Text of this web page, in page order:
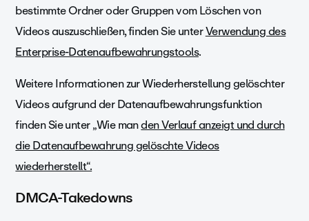
bestimmte Ordner oder Gruppen vom Löschen von
Videos auszuschließen, finden Sie unterVerwendung des
Enterprise-Datenaufbewahrungstools.
Weitere Informationen zur Wiederherstellung gelöschter
Videos aufgrund der Datenaufbewahrungsfunktion
finden Sie unter „Wie manden Verlauf anzeigt und durch
die Datenaufbewahrung gelöschte Videos
wiederherstellt“.
DMCA-Takedowns